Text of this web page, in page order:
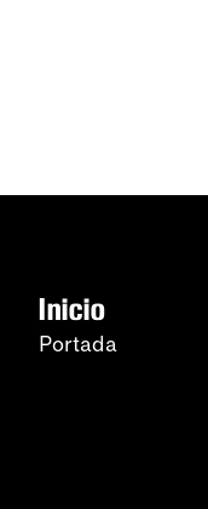
Inicio
Portada